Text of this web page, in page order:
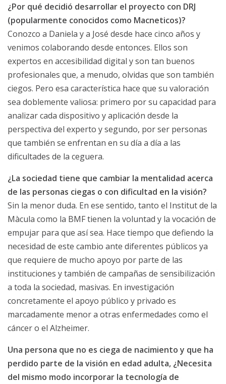
¿Por qué decidió desarrollar el proyecto con DRJ
(popularmente conocidos como Macneticos)?
Conozco a Daniela y a José desde hace cinco años y
venimos colaborando desde entonces. Ellos son
expertos en accesibilidad digital y son tan buenos
profesionales que, a menudo, olvidas que son también
ciegos. Pero esa característica hace que su valoración
sea doblemente valiosa: primero por su capacidad para
analizar cada dispositivo y aplicación desde la
perspectiva del experto y segundo, por ser personas
que también se enfrentan en su día a día a las
dificultades de la ceguera.
¿La sociedad tiene que cambiar la mentalidad acerca
de las personas ciegas o con dificultad en la visión?
Sin la menor duda. En ese sentido, tanto el Institut de la
Màcula como la BMF tienen la voluntad y la vocación de
empujar para que así sea. Hace tiempo que defiendo la
necesidad de este cambio ante diferentes públicos ya
que requiere de mucho apoyo por parte de las
instituciones y también de campañas de sensibilización
a toda la sociedad, masivas. En investigación
concretamente el apoyo público y privado es
marcadamente menor a otras enfermedades como el
cáncer o el Alzheimer.
Una persona que no es ciega de nacimiento y que ha
perdido parte de la visión en edad adulta, ¿Necesita
del mismo modo incorporar la tecnología de